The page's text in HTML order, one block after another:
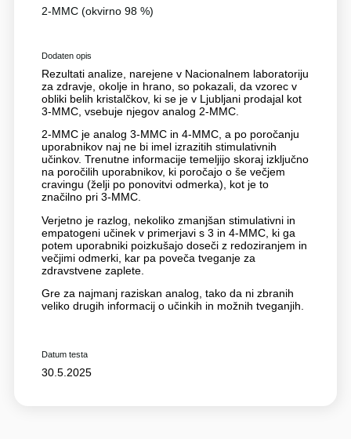
2-MMC (okvirno 98 %)
Dodaten opis
Rezultati analize, narejene v Nacionalnem laboratoriju
za zdravje, okolje in hrano, so pokazali, da vzorec v
obliki belih kristalčkov, ki se je v Ljubljani prodajal kot
3-MMC, vsebuje njegov analog 2-MMC.
2-MMC je analog 3-MMC in 4-MMC, a po poročanju
uporabnikov naj ne bi imel izrazitih stimulativnih
učinkov. Trenutne informacije temeljijo skoraj izključno
na poročilih uporabnikov, ki poročajo o še večjem
cravingu (želji po ponovitvi odmerka), kot je to
značilno pri 3-MMC.
Verjetno je razlog, nekoliko zmanjšan stimulativni in
empatogeni učinek v primerjavi s 3 in 4-MMC, ki ga
potem uporabniki poizkušajo doseči z redoziranjem in
večjimi odmerki, kar pa poveča tveganje za
zdravstvene zaplete.
Gre za najmanj raziskan analog, tako da ni zbranih
veliko drugih informacij o učinkih in možnih tveganjih.
Datum testa
30.5.2025